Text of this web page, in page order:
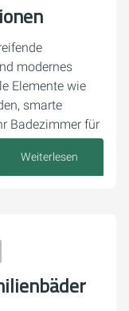
modernes
Elemente wie
smarte
Badezimmer für
Weiterlesen